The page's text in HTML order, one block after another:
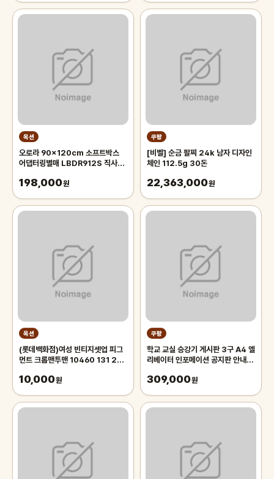
옥션
오로라 90x120cm 소프트박스
어댑터링별매 LBDR912S 직사각
오로라 90x120
198,000원
쿠팡
[비벨] 순금 팔찌 24k 남자 디자인
체인 112.5g 30돈
22,363,000원
옥션
(롯데백화점)여성 빈티지셋업 피그
먼트 크롭맨투맨 10460 131 256
10,000원
쿠팡
학교 교실 승강기 게시판 3구 A4 엘
리베이터 인포메이션 공지판 안내문
309,000원